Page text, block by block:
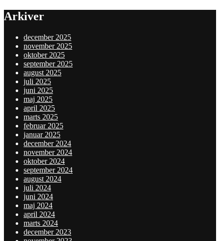
Arkiver
december 2025
november 2025
oktober 2025
september 2025
august 2025
juli 2025
juni 2025
maj 2025
april 2025
marts 2025
februar 2025
januar 2025
december 2024
november 2024
oktober 2024
september 2024
august 2024
juli 2024
juni 2024
maj 2024
april 2024
marts 2024
december 2023